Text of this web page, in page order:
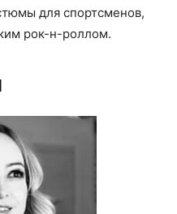
для спортсменов,
рок-н-роллом.